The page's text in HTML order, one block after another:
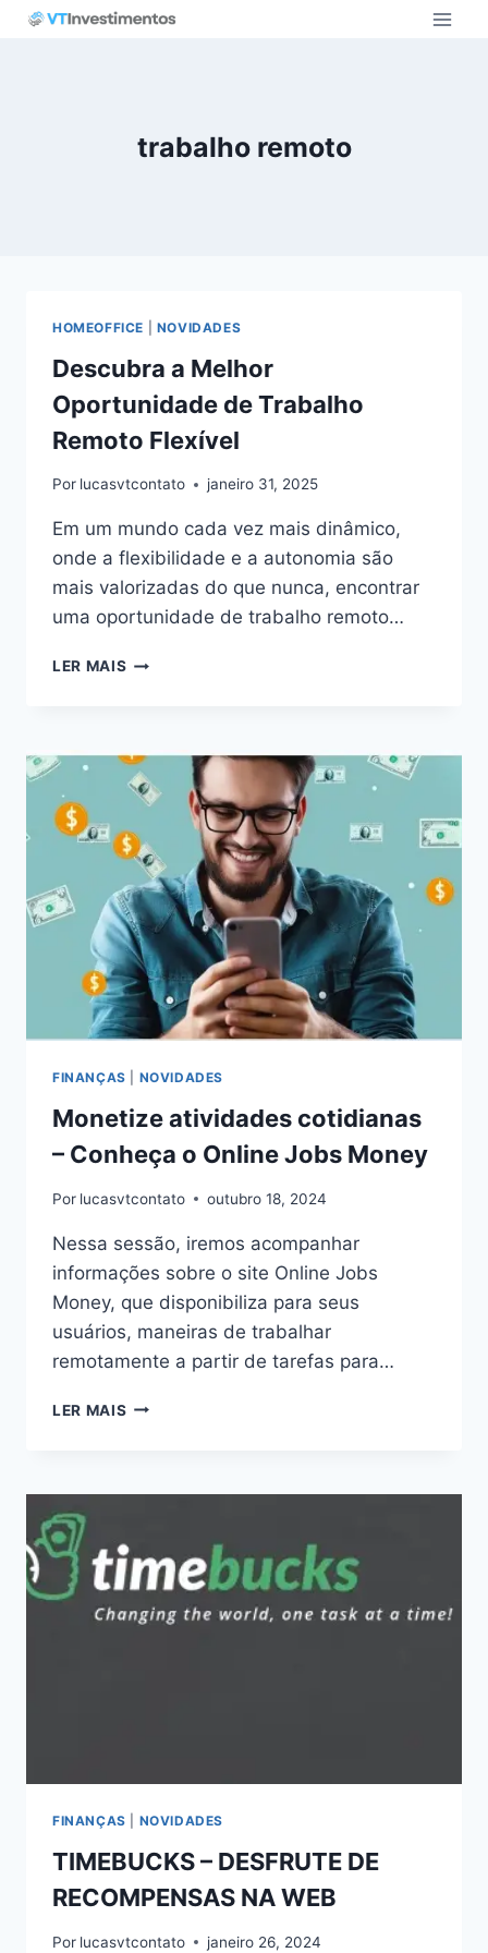
Pular
trabalho remoto
HOMEOFFICE NOVIDADES
Descubra a Melhor
Oportunidade de Trabalho
Remoto Flexível
Por lucasvtcontato janeiro 31, 2025
Em um mundo cada vez mais dinâmico,
onde a flexibilidade e a autonomia são
mais valorizadas do que nunca, encontrar
uma oportunidade de trabalho remoto…
LER MAIS DESCUBRA
DE
TRABALHO
REMOTO
FLEXÍVEL
FINANÇAS NOVIDADES
Monetize atividades cotidianas
– Conheça o Online Jobs Money
Por lucasvtcontato outubro 18, 2024
Nessa sessão, iremos acompanhar
informações sobre o site Online Jobs
Money, que disponibiliza para seus
usuários, maneiras de trabalhar
remotamente a partir de tarefas para…
LER MAIS MONETIZE
CONHEÇA
ONLINE
JOBS
MONEY
FINANÇAS NOVIDADES
TIMEBUCKS – DESFRUTE DE
RECOMPENSAS NA WEB
Por lucasvtcontato janeiro 26, 2024